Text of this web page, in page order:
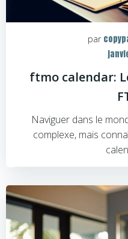
par
ftmo calendar:
Naviguer dans le
complexe, mais